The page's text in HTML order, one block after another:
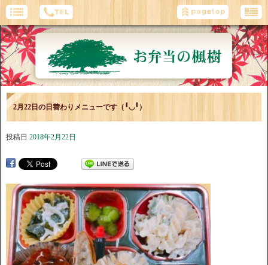
2月22日の日替わりメニューです（╹◡╹）
投稿日 2018年2月22日